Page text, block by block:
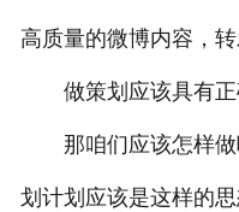
高质量的微博内容，
做策划应该具有正
那咱们应该怎样做
划计划应该是这样的思